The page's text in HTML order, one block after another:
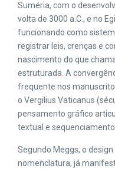
Suméria, com o
volta de 3000 a.C., e no
funcionando como
registrar leis, crenças e
nascimento do que
estruturada. A
frequente nos
o Vergilius Vaticanus
pensamento gráfico
textual e
Segundo Meggs, o
nomenclatura, já